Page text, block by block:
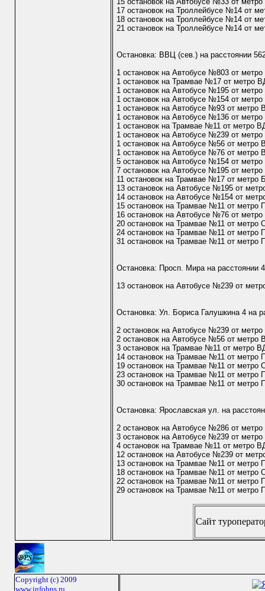
17 остановок на Троллейбусе №14 от
18 остановок на Троллейбусе №14 от
21 остановок на Троллейбусе №14 от
Остановка: ВВЦ (сев.) на расстоянии
1 остановок на Автобусе №803 от
1 остановок на Трамвае №17 от метро
1 остановок на Автобусе №195 от
1 остановок на Автобусе №154 от
1 остановок на Автобусе №93 от метро
1 остановок на Автобусе №136 от
1 остановок на Трамвае №11 от метро
1 остановок на Автобусе №239 от
1 остановок на Автобусе №56 от метро
1 остановок на Автобусе №76 от метро
5 остановок на Автобусе №154 от
7 остановок на Автобусе №195 от
11 остановок на Трамвае №17 от метро
13 остановок на Автобусе №195 от
14 остановок на Автобусе №154 от
15 остановок на Трамвае №11 от метро
16 остановок на Автобусе №76 от
20 остановок на Трамвае №11 от метро
24 остановок на Трамвае №11 от метро
31 остановок на Трамвае №11 от метро
Остановка: Просп. Мира на расстоянии
13 остановок на Автобусе №239 от
Остановка: Ул. Бориса Галушкина 4 на
2 остановок на Автобусе №239 от
2 остановок на Автобусе №56 от метро
3 остановок на Трамвае №11 от метро
14 остановок на Трамвае №11 от метро
19 остановок на Трамвае №11 от метро
23 остановок на Трамвае №11 от метро
30 остановок на Трамвае №11 от метро
Остановка: Ярославская ул. на
2 остановок на Автобусе №286 от
3 остановок на Автобусе №239 от
4 остановок на Трамвае №11 от метро
12 остановок на Автобусе №239 от
13 остановок на Трамвае №11 от метро
18 остановок на Трамвае №11 от метро
22 остановок на Трамвае №11 от метро
29 остановок на Трамвае №11 от метро
Сайт
Copyright (c) 2009
www.infobps.ru